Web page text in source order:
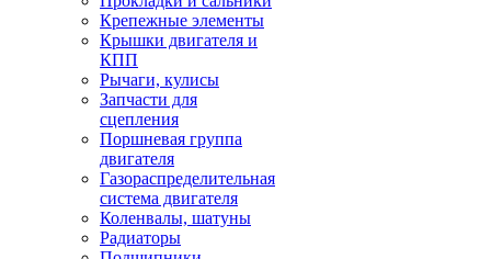
Крепежные элементы
Крышки двигателя и
КПП
Рычаги, кулисы
Запчасти для
сцепления
Поршневая группа
двигателя
Газораспределительная
система двигателя
Коленвалы, шатуны
Радиаторы